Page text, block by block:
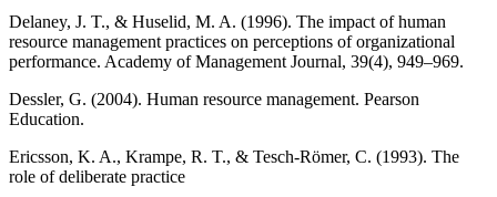
Delaney, J. T., & Huselid, M. A. (1996). The impact of human
resource management practices on perceptions of organizational
performance. Academy of Management Journal, 39(4), 949–969.
Dessler, G. (2004). Human resource management. Pearson
Education.
Ericsson, K. A., Krampe, R. T., & Tesch-Römer, C. (1993). The
role of deliberate practice